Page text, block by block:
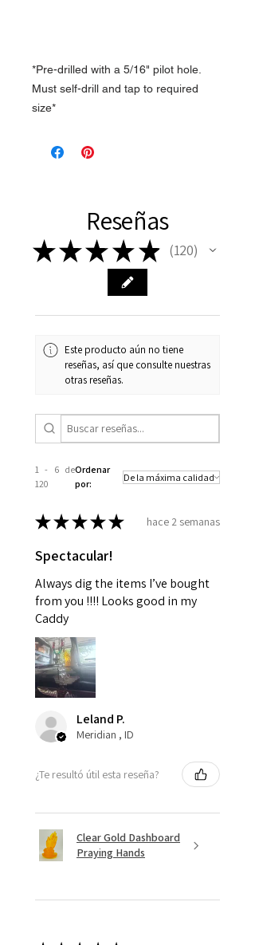
*Pre-drilled with a 5/16" pilot hole.
Must self-drill and tap to required
size*
Reseñas
★★★ ★ ★ 120
120
Este producto aún no tiene
reseñas, así que consulte nuestras
otras reseñas.
1 - 6 de
120
Ordenar
por:
★★★★★ hace 2 semanas
Spectacular!
Always dig the items I’ve bought
from you !!!! Looks good in my
Caddy
Leland P.
Meridian , ID
¿Te resultó útil esta reseña?
Clear Gold Dashboard
Praying Hands